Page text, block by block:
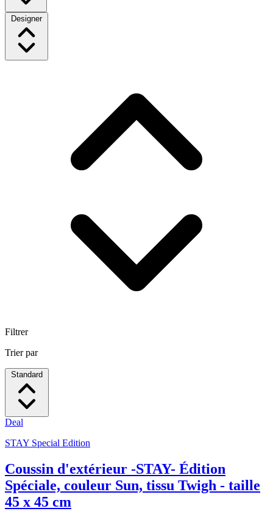
Designer
Filtrer
Trier par
Standard
Deal
STAY Special Edition
Coussin d'extérieur -STAY- Édition
Spéciale, couleur Sun, tissu Twigh - taille
45 x 45 cm